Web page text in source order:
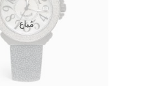
مُباع